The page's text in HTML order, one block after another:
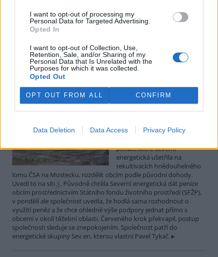
I want to opt-out of processing my
Personal Data for Targeted Advertising.
Opted In
I want to opt-out of Collection, Use,
Retention, Sale, and/or Sharing of my
Personal Data that Is Unrelated with the
Purposes for which it was collected.
Opted Out
OPT OUT FROM ALL CONFIRM
Data Deletion Data Access Privacy Policy
průtoků a suchého počasí
vyschl. Městský obvod VI chce
Povodí Labe. Organizace ale požadavek odmítla s tím, že údržbu
dělala už v červnu a další zásah v tuto chvíli neplánuje, zjistila ČTK.
Červený chce peníze ušetřené za rekultivaci rozdělit
obcím podle původní dohody
5.8.2026 01:29 (ČTK)
Ministr životního prostředí
peníze, které Severní
energetická ušetřila na
rekultivacích hnědouhelného
lomu ČSA na Mostecku, rozdělit obcím podle původní dohody.
Uvedl to na síti X. Původně chtěla Severní energetická dát peníze
obcím prostřednictvím Státního fondu životního prostředí (SFŽP),
v pondělí ale společnost uvedla, že hodlá sama rozhodnout o
využití peněz a že chce ohledně výše podpory jednat přímo s
obcemi v okolí těžební oblasti. Červeného krok překvapil, postup
společnosti sleduje se znepokojením. Společnost patří do
energetické skupiny Sev.en, kterou vlastní Pavel Tykač.